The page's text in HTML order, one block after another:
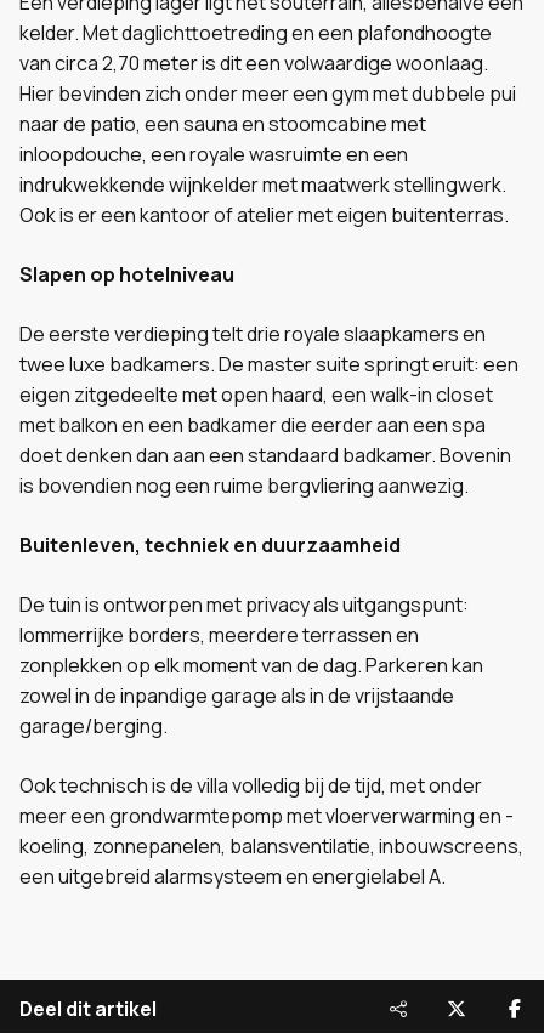
kelder. Met daglichttoetreding en een plafondhoogte
van circa 2,70 meter is dit een volwaardige woonlaag.
Hier bevinden zich onder meer een gym met dubbele pui
naar de patio, een sauna en stoomcabine met
inloopdouche, een royale wasruimte en een
indrukwekkende wijnkelder met maatwerk stellingwerk.
Ook is er een kantoor of atelier met eigen buitenterras.
Slapen op hotelniveau
De eerste verdieping telt drie royale slaapkamers en
twee luxe badkamers. De master suite springt eruit: een
eigen zitgedeelte met open haard, een walk-in closet
met balkon en een badkamer die eerder aan een spa
doet denken dan aan een standaard badkamer. Bovenin
is bovendien nog een ruime bergvliering aanwezig.
Buitenleven, techniek en duurzaamheid
De tuin is ontworpen met privacy als uitgangspunt:
lommerrijke borders, meerdere terrassen en
zonplekken op elk moment van de dag. Parkeren kan
zowel in de inpandige garage als in de vrijstaande
garage/berging.
Ook technisch is de villa volledig bij de tijd, met onder
meer een grondwarmtepomp met vloerverwarming en -
koeling, zonnepanelen, balansventilatie, inbouwscreens,
een uitgebreid alarmsysteem en energielabel A.
Deel dit artikel